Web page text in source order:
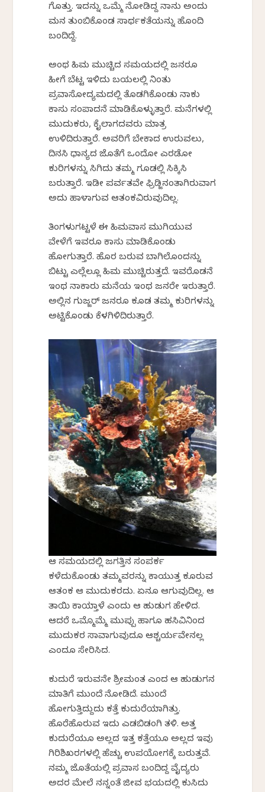
ಗೊತ್ತು. ಇದನ್ನು ಒಮ್ಮೆ ನೋಡಿದ್ದ ನಾನು ಅಂದು
ಮನ ತುಂಬಿಕೊಂಡ ಸಾರ್ಥಕತೆಯನ್ನು ಹೊಂದಿ
ಬಂದಿದ್ದೆ.
ಅಂಥ ಹಿಮ ಮುಚ್ಚಿದ ಸಮಯದಲ್ಲಿ ಜನರೂ
ಹೀಗೆ ಬೆಟ್ಟ ಇಳಿದು ಬಯಲಲ್ಲಿ ನಿಂತು
ಪ್ರವಾಸೋದ್ಯಮದಲ್ಲಿ ತೊಡಗಿಕೊಂಡು ನಾಕು
ಕಾಸು ಸಂಪಾದನೆ ಮಾಡಿಕೊಳ್ಳುತ್ತಾರೆ. ಮನೆಗಳಲ್ಲಿ
ಮುದುಕರು, ಕೈಲಾಗದವರು ಮಾತ್ರ
ಉಳಿದಿರುತ್ತಾರೆ. ಅವರಿಗೆ ಬೇಕಾದ ಉರುವಲು,
ದಿನಸಿ ಧಾನ್ಯದ ಜೊತೆಗೆ ಒಂದೋ ಎರಡೋ
ಕುರಿಗಳನ್ನು ಸಿಗಿದು ತಮ್ಮ ಗೂಡಲ್ಲಿ ಸಿಕ್ಕಿಸಿ
ಬರುತ್ತಾರೆ. ಇಡೀ ಪರ್ವತವೇ ಫ್ರಿಡ್ಜಿನಂತಾಗಿರುವಾಗ
ಅದು ಹಾಳಾಗುವ ಆತಂಕವಿರುವುದಿಲ್ಲ.
ತಿಂಗಳುಗಟ್ಟಳೆ ಈ ಹಿಮವಾಸ ಮುಗಿಯುವ
ವೇಳೆಗೆ ಇವರೂ ಕಾಸು ಮಾಡಿಕೊಂಡು
ಹೋಗುತ್ತಾರೆ. ಹೊರ ಬರುವ ಬಾಗಿಲೊಂದನ್ನು
ಬಿಟ್ಟು ಎಲ್ಲೆಲ್ಲೂ ಹಿಮ ಮುಚ್ಚಿರುತ್ತದೆ. ಇವರೊಡನೆ
ಇಂಥ ನಾಕಾರು ಮನೆಯ ಇಂಥ ಜನರೇ ಇರುತ್ತಾರೆ.
ಅಲ್ಲಿನ ಗುಜ್ಜರ್ ಜನರೂ ಕೂಡ ತಮ್ಮ ಕುರಿಗಳನ್ನು
ಅಟ್ಟಿಕೊಂಡು ಕೆಳಗಿಳಿದಿರುತ್ತಾರೆ.
ಆ ಸಮಯದಲ್ಲಿ ಜಗತ್ತಿನ ಸಂಪರ್ಕ
ಕಳೆದುಕೊಂಡು ತಮ್ಮವರನ್ನು ಕಾಯುತ್ತ ಕೂರುವ
ಆತಂಕ ಆ ಮುದುಕರದು. ಏನೂ ಆಗುವುದಿಲ್ಲ. ಆ
ತಾಯಿ ಕಾಯ್ತಾಳೆ ಎಂದು ಆ ಹುಡುಗ ಹೇಳಿದ.
ಆದರೆ ಒಮ್ಮೊಮ್ಮೆ ಮುಪ್ಪು ಹಾಗೂ ಹಸಿವಿನಿಂದ
ಮುದುಕರ ಸಾವಾಗುವುದೂ ಆಶ್ಚರ್ಯವೇನಲ್ಲ
ಎಂದೂ ಸೇರಿಸಿದ.
ಕುದುರೆ ಇರುವನೇ ಶ್ರೀಮಂತ ಎಂದ ಆ ಹುಡುಗನ
ಮಾತಿಗೆ ಮುಂದೆ ನೋಡಿದೆ. ಮುಂದೆ
ಹೋಗುತ್ತಿದ್ದುದು ಕತ್ತೆ ಕುದುರೆಯಾಗಿತ್ತು.
ಹೊರೆಹೊರುವ ಇದು ಎಡಬಿಡಂಗಿ ತಳಿ. ಅತ್ತ
ಕುದುರೆಯೂ ಅಲ್ಲದ ಇತ್ತ ಕತ್ತೆಯೂ ಅಲ್ಲದ ಇವು
ಗಿರಿಶಿಖರಗಳಲ್ಲಿ ಹೆಚ್ಚು ಉಪಯೋಗಕ್ಕೆ ಬರುತ್ತವೆ.
ನಮ್ಮ ಜೊತೆಯಲ್ಲಿ ಪ್ರವಾಸ ಬಂದಿದ್ದ ವೈದ್ಯರು
ಅದರ ಮೇಲೆ ನನ್ನಂತೆ ಜೀವ ಭಯದಲ್ಲಿ ಕುಸಿದು